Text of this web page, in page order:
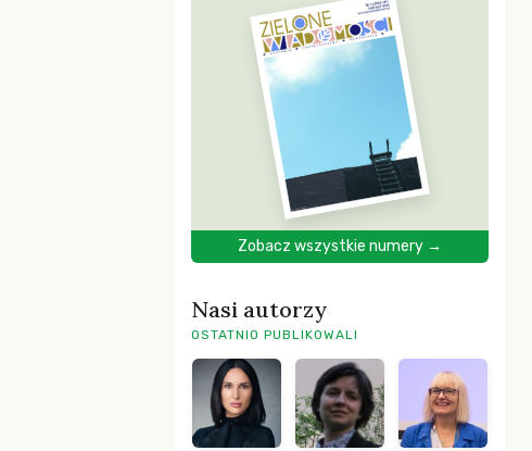
Zobacz wszystkie numery →
Nasi autorzy
OSTATNIO PUBLIKOWALI